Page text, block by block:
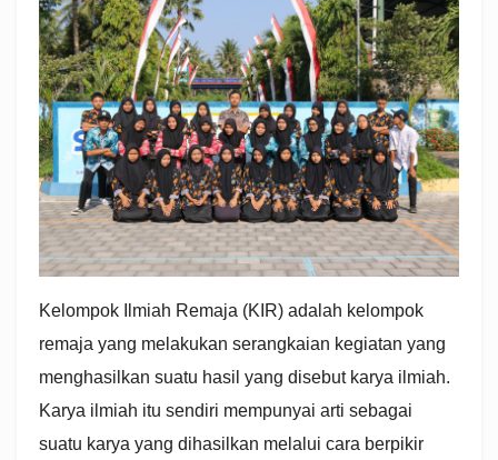
Kelompok Ilmiah Remaja (KIR) adalah kelompok
remaja yang melakukan serangkaian kegiatan yang
menghasilkan suatu hasil yang disebut karya ilmiah.
Karya ilmiah itu sendiri mempunyai arti sebagai
suatu karya yang dihasilkan melalui cara berpikir